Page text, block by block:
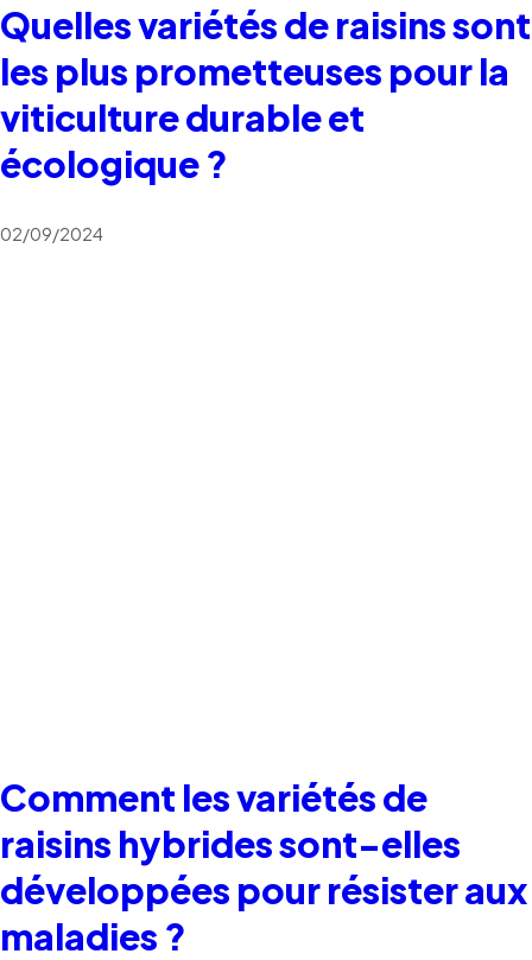
Quelles variétés de raisins sont
les plus prometteuses pour la
viticulture durable et
écologique ?
02/09/2024
Comment les variétés de
raisins hybrides sont-elles
développées pour résister aux
maladies ?